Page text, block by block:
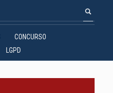
CONCURSO
LGPD